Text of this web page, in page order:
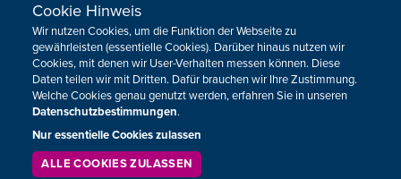
Sie haben noch Fragen oder Anmerkungen?
KONTAKTIEREN SIE UNS!
Impressum Datenschutz
Cookie-Zustimmung anpassen
Cookie Hinweis
Wir nutzen Cookies, um die Funktion der Webseite zu
gewährleisten (essentielle Cookies). Darüber hinaus nutzen wir
Cookies, mit denen wir User-Verhalten messen können. Diese
Daten teilen wir mit Dritten. Dafür brauchen wir Ihre Zustimmung.
Welche Cookies genau genutzt werden, erfahren Sie in unseren
Datenschutzbestimmungen.
Nur essentielle Cookies zulassen
ALLE COOKIES ZULASSEN
LIVESTREAM